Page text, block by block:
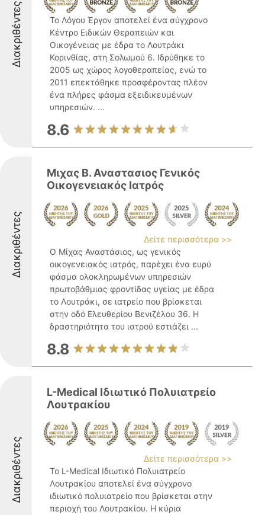
Διακριθέντες
Το Λόγου Έργον αποτελεί ένα σύγχρονο
Κέντρο Ειδικών Θεραπειών και
Οικογένειας με έδρα το Λουτράκι
Κορινθίας, στη Σολωμού 6. Ιδρύθηκε το
2005 ως χώρος λογοθεραπείας, ενώ το
2011 επεκτάθηκε προσφέροντας πλέον
ένα πλήρες φάσμα εξειδικευμένων
υπηρεσιών. ...
8.6
Διακριθέντες
Μιχας Β. Αναστασιος Γενικός
Οικογενειακός Ιατρός
Δείτε περισσότερα >>
Ο Μίχας Αναστάσιος, ως γενικός
οικογενειακός ιατρός, παρέχει ένα ευρύ
φάσμα ολοκληρωμένων υπηρεσιών
πρωτοβάθμιας φροντίδας υγείας με έδρα
το Λουτράκι, σε ιατρείο που βρίσκεται
στην οδό Ελευθερίου Βενιζέλου 36. Η
δραστηριότητα του ιατρού εστιάζει ...
8.8
Διακριθέντες
L-Medical Ιδιωτικό Πολυιατρείο
Λουτρακίου
Δείτε περισσότερα >>
Το L-Medical Ιδιωτικό Πολυιατρείο
Λουτρακίου αποτελεί ένα σύγχρονο
ιδιωτικό πολυιατρείο που βρίσκεται στην
περιοχή του Λουτρακίου. Η κύρια